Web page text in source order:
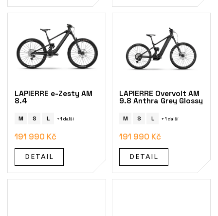
LAPIERRE e-Zesty AM
8.4
M S L + 1 další
191 990 Kč
DETAIL
LAPIERRE Overvolt AM
9.8 Anthra Grey Glossy
M S L + 1 další
191 990 Kč
DETAIL